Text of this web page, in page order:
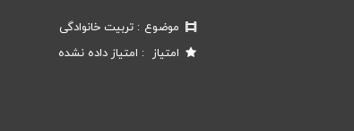
موضوع
تربیت خانوادگی
امتیاز
امتیاز داده نشده